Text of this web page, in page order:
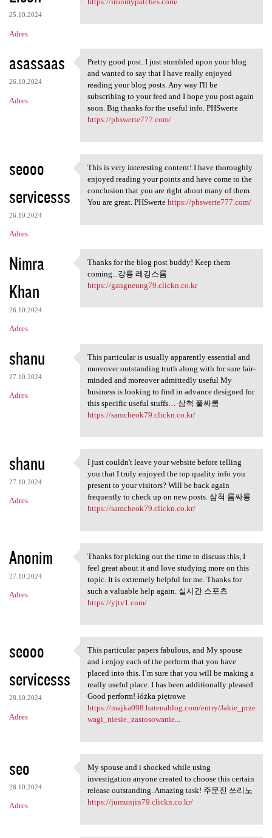
25.10.2024
Adres
asassaas
26.10.2024
Adres
Pretty good post. I just
Pretty good post. I just stumbled upon your blog
and wanted to say that I have really enjoyed
reading your blog posts. Any way I'll be
subscribing to your feed and I hope you post again
soon. Big thanks for the useful info. PHSwerte
https://phswerte777.com/
seooo
servicesss
26.10.2024
Adres
This is very interesting
This is very interesting content! I have thoroughly
enjoyed reading your points and have come to the
conclusion that you are right about many of them.
You are great. PHSwerte https://phswerte777.com/
Nimra
Khan
26.10.2024
Adres
Thanks for the blog post
Thanks for the blog post buddy! Keep them
coming...강릉 레깅스룸
https://gangneung79.clickn.co.kr
shanu
27.10.2024
Adres
This particular is usually
This particular is usually apparently essential and
moreover outstanding truth along with for sure fair-
minded and moreover admittedly useful My
business is looking to find in advance designed for
this specific useful stuffs… 삼척 풀싸롱
https://samcheok79.clickn.co.kr/
shanu
27.10.2024
Adres
I just couldn't leave your
I just couldn't leave your website before telling
you that I truly enjoyed the top quality info you
present to your visitors? Will be back again
frequently to check up on new posts. 삼척 룸싸롱
https://samcheok79.clickn.co.kr/
Anonim
27.10.2024
Adres
Thanks for picking out the
Thanks for picking out the time to discuss this, I
feel great about it and love studying more on this
topic. It is extremely helpful for me. Thanks for
such a valuable help again. 실시간 스포츠
https://yjtv1.com/
seooo
servicesss
28.10.2024
Adres
This particular papers
This particular papers fabulous, and My spouse
and i enjoy each of the perform that you have
placed into this. I’m sure that you will be making a
really useful place. I has been additionally pleased.
Good perform! łóżka piętrowe
https://majka098.hatenablog.com/entry/Jakie_prze
wagi_niesie_zastosowanie...
seo
28.10.2024
Adres
My spouse and i shocked while
My spouse and i shocked while using
investigation anyone created to choose this certain
release outstanding. Amazing task! 주문진 쓰리노
https://jumunjin79.clickn.co.kr/